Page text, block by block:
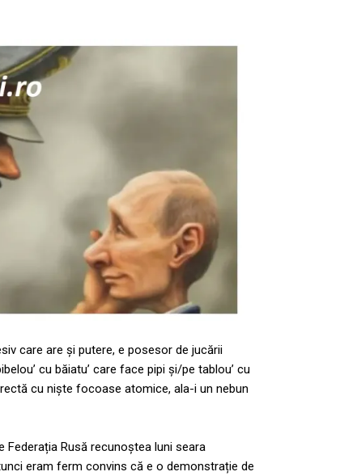
care are și putere, e posesor de jucării
cu băiatu’ care face pipi și/pe tablou’ cu
cu niște focoase atomice, ala-i un nebun
Rusă recunoștea luni seara
eram ferm convins că e o demonstrație de